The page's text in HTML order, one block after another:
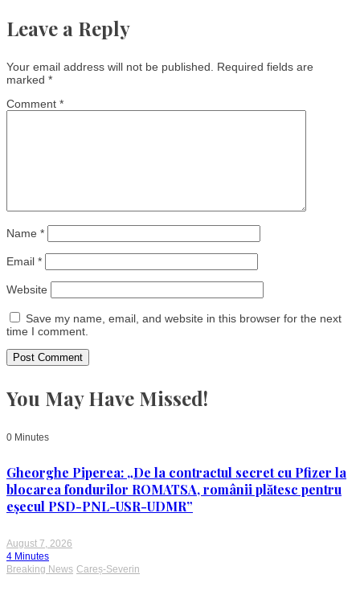
Leave a Reply
Your email address will not be published.
Required fields are
marked *
Comment *
Name *
Email *
Website
Save my name, email, and website in this browser for the next
time I comment.
You May Have Missed!
0 Minutes
Gheorghe Piperea: „De la contractul secret cu Pfizer la
blocarea fondurilor ROMATSA, românii plătesc pentru
eșecul PSD-PNL-USR-UDMR”
August 7, 2026
4 Minutes
Breaking News Careș-Severin